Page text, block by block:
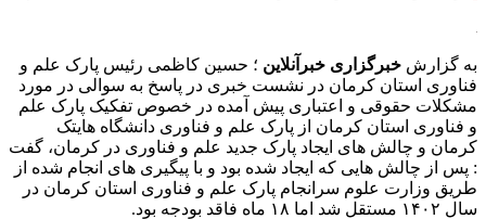
به گزارش خبرگزاری خبرآنلاین ؛ حسین کاظمی رئیس پارک علم و
فناوری استان کرمان در نشست خبری در پاسخ به سوالی در مورد
مشکلات حقوقی و اعتباری پیش آمده در خصوص تفکیک پارک علم
و فناوری استان کرمان از پارک علم و فناوری دانشگاه هایتک
کرمان و چالش های ایجاد پارک جدید علم و فناوری در کرمان، گفت
: پس از چالش هایی که ایجاد شده بود و با پیگیری های انجام شده از
طریق وزارت علوم سرانجام پارک علم و فناوری استان کرمان در
سال ۱۴۰۲ مستقل شد اما ۱۸ ماه فاقد بودجه بود.